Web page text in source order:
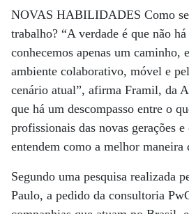
NOVAS HABILIDADES Como
trabalho? “A verdade é que não
conhecemos apenas um caminho,
ambiente colaborativo, móvel e
cenário atual”, afirma Framil, da
que há um descompasso entre o
profissionais das novas gerações e
entendem como a melhor maneira
Segundo uma pesquisa realizada
Paulo, a pedido da consultoria